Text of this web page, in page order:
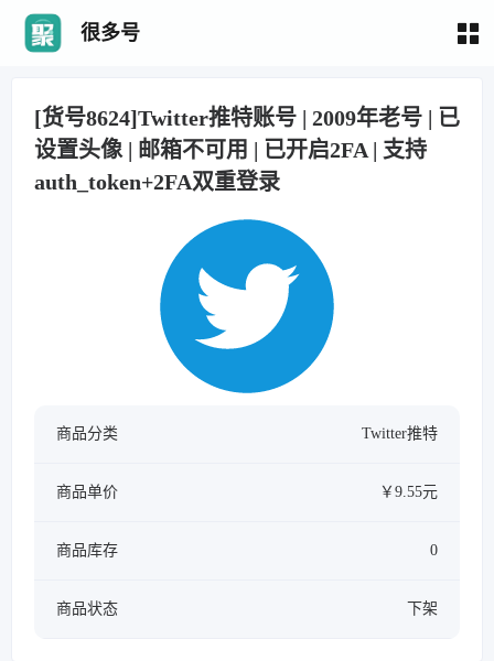
很多号
[货号8624]Twitter推特账号 | 2009年老号 | 已
设置头像 | 邮箱不可用 | 已开启2FA | 支持
auth_token+2FA双重登录
商品分类 Twitter推特
商品单价 ￥9.55元
商品库存 0
商品状态 下架